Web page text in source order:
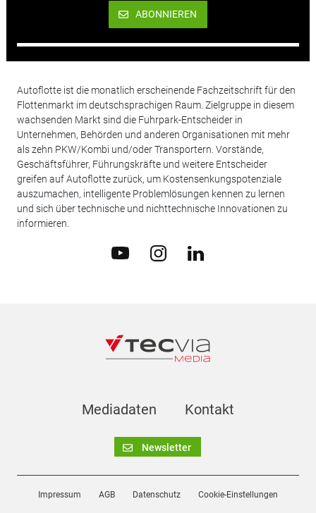
ABONNIEREN
Autoflotte ist die monatlich erscheinende Fachzeitschrift für den
Flottenmarkt im deutschsprachigen Raum. Zielgruppe in diesem
wachsenden Markt sind die Fuhrpark-Entscheider in
Unternehmen, Behörden und anderen Organisationen mit mehr
als zehn PKW/Kombi und/oder Transportern. Vorstände,
Geschäftsführer, Führungskräfte und weitere Entscheider
greifen auf Autoflotte zurück, um Kostensenkungspotenziale
auszumachen, intelligente Problemlösungen kennen zu lernen
und sich über technische und nichttechnische Innovationen zu
informieren.
Mediadaten Kontakt
Newsletter
Impressum AGB Datenschutz Cookie-Einstellungen